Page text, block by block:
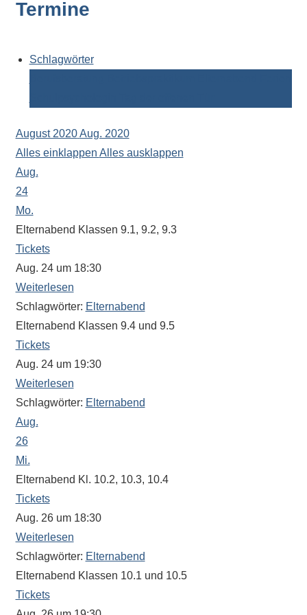
Kontaktdaten,
Zusammensetzung
oder
zur
Ausstattung
der
wir
versuchen
auf
alle
Fragen
Antworten
zu
bieten.
Daneben
gibt
es
viele
den
Aktivitäten
an
unserer
Schule.
Ob
Sprach-,
Mathematik-
oder
Termine
Schlagwörter
August 2020 Aug. 2020
Alles einklappen Alles ausklappen
Aug.
24
Mo.
Elternabend Klassen 9.1, 9.2, 9.3
Tickets
Aug. 24 um 18:30
Weiterlesen
Schlagwörter: Elternabend
Elternabend Klassen 9.4 und 9.5
Tickets
Aug. 24 um 19:30
Weiterlesen
Schlagwörter: Elternabend
Aug.
26
Mi.
Elternabend Kl. 10.2, 10.3, 10.4
Tickets
Aug. 26 um 18:30
Weiterlesen
Schlagwörter: Elternabend
Elternabend Klassen 10.1 und 10.5
Tickets